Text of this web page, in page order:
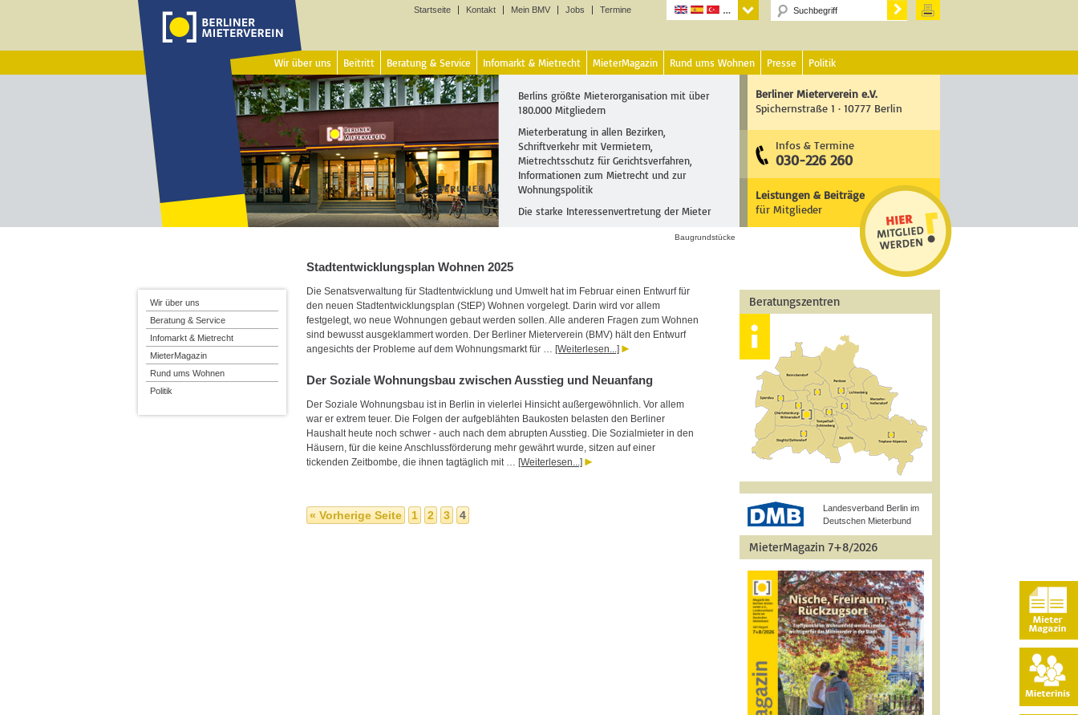
Startseite Kontakt Mein BMV Jobs Termine
Wir über uns Beitritt Beratung & Service Infomarkt & Mietrecht MieterMagazin Rund ums Wohnen Presse Politik
Berlins größte Mieterorganisation mit über
180.000 Mitgliedern
Mieterberatung in allen Bezirken,
Schriftverkehr mit Vermietern,
Mietrechtsschutz für Gerichtsverfahren,
Informationen zum Mietrecht und zur
Wohnungspolitik
Die starke Interessenvertretung der Mieter
Berliner Mieterverein e.V.
Spichernstraße 1 · 10777 Berlin
Infos & Termine
030-226 260
Leistungen & Beiträge
für Mitglieder
Baugrundstücke
Stadtentwicklungsplan Wohnen 2025
Die Senatsverwaltung für Stadtentwicklung und Umwelt hat im Februar einen Entwurf für
den neuen Stadtentwicklungsplan (StEP) Wohnen vorgelegt. Darin wird vor allem
festgelegt, wo neue Wohnungen gebaut werden sollen. Alle anderen Fragen zum Wohnen
sind bewusst ausgeklammert worden. Der Berliner Mieterverein (BMV) hält den Entwurf
angesichts der Probleme auf dem Wohnungsmarkt für … [Weiterlesen...]
Der Soziale Wohnungsbau zwischen Ausstieg und Neuanfang
Der Soziale Wohnungsbau ist in Berlin in vielerlei Hinsicht außergewöhnlich. Vor allem
war er extrem teuer. Die Folgen der aufgeblähten Baukosten belasten den Berliner
Haushalt heute noch schwer - auch nach dem abrupten Ausstieg. Die Sozialmieter in den
Häusern, für die keine Anschlussförderung mehr gewährt wurde, sitzen auf einer
tickenden Zeitbombe, die ihnen tagtäglich mit … [Weiterlesen...]
« Vorherige Seite 1 2 3 4
Beratungszentren
Landesverband Berlin im
Deutschen Mieterbund
MieterMagazin 7+8/2026
Wir über uns
Beratung & Service
Infomarkt & Mietrecht
MieterMagazin
Rund ums Wohnen
Politik